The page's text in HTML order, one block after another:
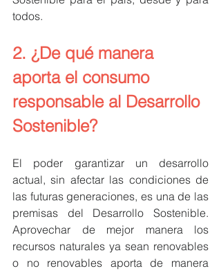
todos.
2. ¿De qué manera
aporta el consumo
responsable al Desarrollo
Sostenible?
El poder garantizar un desarrollo
actual, sin afectar las condiciones de
las futuras generaciones, es una de las
premisas del Desarrollo Sostenible.
Aprovechar de mejor manera los
recursos naturales ya sean renovables
o no renovables aporta de manera